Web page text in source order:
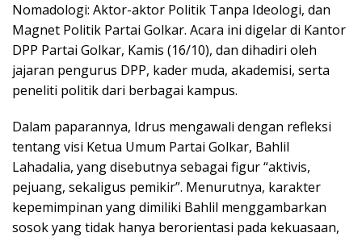
Nomadologi: Aktor-aktor Politik Tanpa Ideologi, dan
Magnet Politik Partai Golkar. Acara ini digelar di Kantor
DPP Partai Golkar, Kamis (16/10), dan dihadiri oleh
jajaran pengurus DPP, kader muda, akademisi, serta
peneliti politik dari berbagai kampus.
Dalam paparannya, Idrus mengawali dengan refleksi
tentang visi Ketua Umum Partai Golkar, Bahlil
Lahadalia, yang disebutnya sebagai figur “aktivis,
pejuang, sekaligus pemikir”. Menurutnya, karakter
kepemimpinan yang dimiliki Bahlil menggambarkan
sosok yang tidak hanya berorientasi pada kekuasaan,